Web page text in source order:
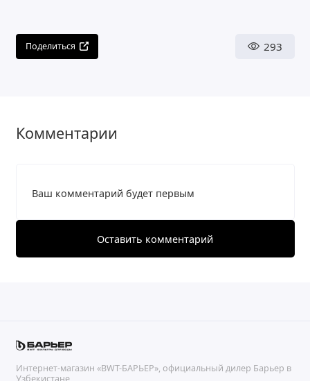
Поделиться 293
Комментарии
Ваш комментарий будет первым
Оставить комментарий
Интернет-магазин «BWT-БАРЬЕР», официальный дилер Барьер в